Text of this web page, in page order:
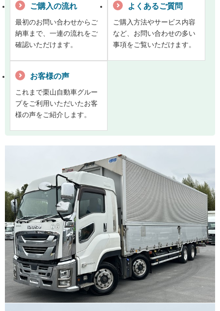
ご購入の流れ
最初のお問い合わせからご
納車まで、一連の流れをご
確認いただけます。
よくあるご質問
ご購入方法やサービス内容
など、お問い合わせの多い
事項をご覧いただけます。
お客様の声
これまで栗山自動車グルー
プをご利用いただいたお客
様の声をご紹介します。